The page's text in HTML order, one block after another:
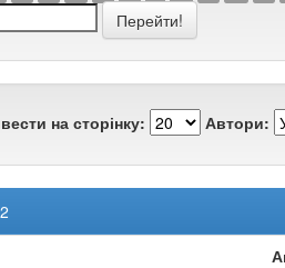
на сторінку: Автори: